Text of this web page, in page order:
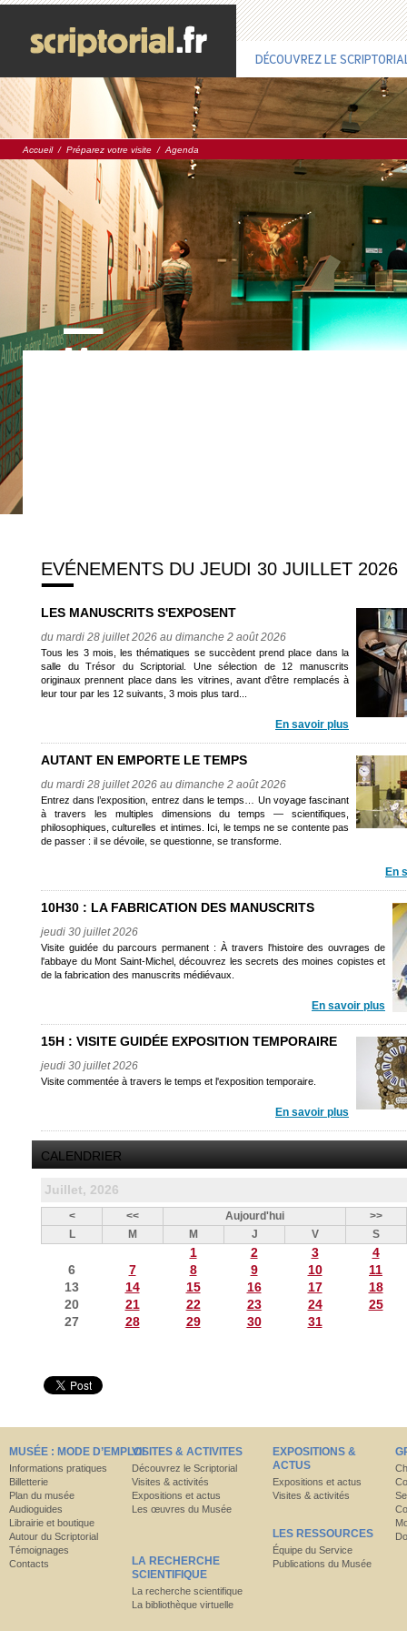
DÉCOUVREZ LE
Accueil/ Préparez votre visite / Agenda
EVÉNEMENTS DU JEUDI 30 JUILLET 2026
LES MANUSCRITS S'EXPOSENT
du mardi 28 juillet 2026 au dimanche 2 août 2026
Tous les 3 mois, les thématiques se succèdent prend place dans la
salle du Trésor du Scriptorial. Une sélection de 12 manuscrits
originaux prennent place dans les vitrines, avant d'être remplacés à
leur tour par les 12 suivants, 3 mois plus tard...
En savoir plus
AUTANT EN EMPORTE LE TEMPS
du mardi 28 juillet 2026 au dimanche 2 août 2026
Entrez dans l’exposition, entrez dans le temps… Un voyage fascinant
à travers les multiples dimensions du temps — scientifiques,
philosophiques, culturelles et intimes. Ici, le temps ne se contente pas
de passer : il se dévoile, se questionne, se transforme.
En
10H30 : LA FABRICATION DES MANUSCRITS
jeudi 30 juillet 2026
Visite guidée du parcours permanent : À travers l'histoire des ouvrages de
l'abbaye du Mont Saint-Michel, découvrez les secrets des moines copistes et
de la fabrication des manuscrits médiévaux.
En savoir plus
15H : VISITE GUIDÉE EXPOSITION TEMPORAIRE
jeudi 30 juillet 2026
Visite commentée à travers le temps et l'exposition temporaire.
En savoir plus
CALENDRIER
Juillet, 2026
< << Aujourd'hui
>>
L
M M J V S
1 2 3
4
6
7 8 9 10
11
13
14 15 16 17
18
20
21 22 23 24
25
27
28 29 30 31
MUSÉE : MODE D’EMPLOI
Informations pratiques
Billetterie
Plan du musée
Audioguides
Librairie et boutique
Autour du Scriptorial
Témoignages
Contacts
VISITES & ACTIVITES
Découvrez le Scriptorial
Visites & activités
Expositions et actus
Les œuvres du Musée
LA RECHERCHE
SCIENTIFIQUE
La recherche scientifique
La bibliothèque virtuelle
EXPOSITIONS &
ACTUS
Expositions et actus
Visites & activités
LES RESSOURCES
Équipe du Service
Publications du Musée